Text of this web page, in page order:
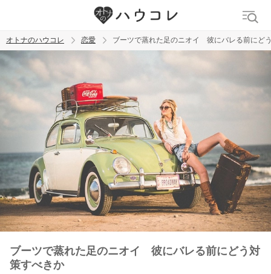
トレンド ワード
おっぱいフェチ 吸引バイブ SM 吸うやつ
オトナのハウコレ 恋愛 ブーツで蒸れた足のニオイ 彼にバレる前にど
ブーツで蒸れた足のニオイ 彼にバレる前にどう対
策すべきか